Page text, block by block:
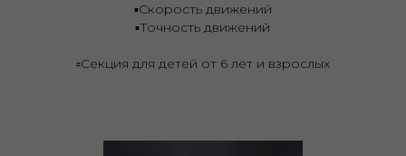
▪️Скорость движений
▪️Точность движений
▫️Секция для детей от 6 лет и взрослых